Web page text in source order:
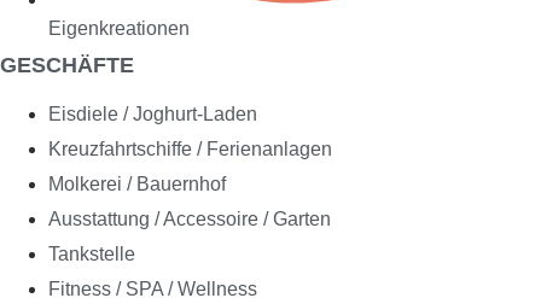
Eigenkreationen
GESCHÄFTE
Eisdiele / Joghurt-Laden
Kreuzfahrtschiffe / Ferienanlagen
Molkerei / Bauernhof
Ausstattung / Accessoire / Garten
Tankstelle
Fitness / SPA / Wellness